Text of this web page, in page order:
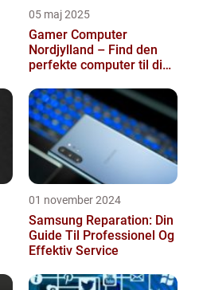
05 maj 2025
Gamer Computer
Nordjylland – Find den
perfekte computer til din
01 november 2024
Samsung Reparation: Din
Guide Til Professionel Og
Effektiv Service